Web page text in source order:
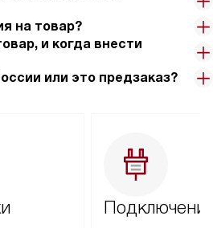
на товар?
и когда внести
или это предзаказ?